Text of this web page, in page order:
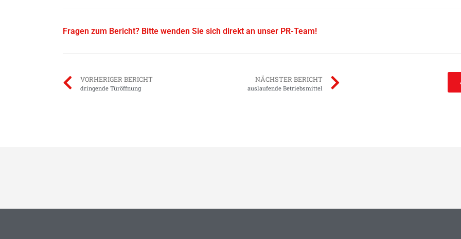
Fragen zum Bericht? Bitte wenden Sie sich direkt an unser PR-Team!
VORHERIGER BERICHT
dringende Türöffnung
NÄCHSTER BERICHT
auslaufende Betriebsmittel